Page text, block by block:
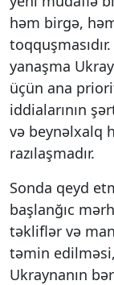
həm birgə,
yanaşma
üçün ana
iddialarının
və beynəlxalq
razılaşmadır.
Sonda qeyd
başlanğıc
təkliflər və
təmin
Ukraynanın